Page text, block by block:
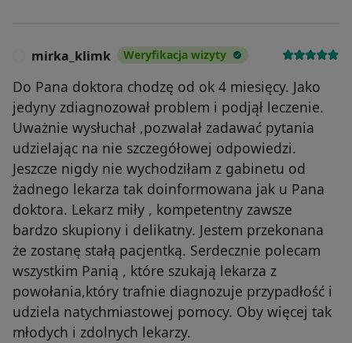
mirka_klimk Weryfikacja wizyty
Do Pana doktora chodzę od ok 4 miesięcy. Jako
jedyny zdiagnozował problem i podjął leczenie.
Uważnie wysłuchał ,pozwalał zadawać pytania
udzielając na nie szczegółowej odpowiedzi.
Jeszcze nigdy nie wychodziłam z gabinetu od
żadnego lekarza tak doinformowana jak u Pana
doktora. Lekarz miły , kompetentny zawsze
bardzo skupiony i delikatny. Jestem przekonana
że zostanę stałą pacjentką. Serdecznie polecam
wszystkim Panią , które szukają lekarza z
powołania,który trafnie diagnozuje przypadłość i
udziela natychmiastowej pomocy. Oby więcej tak
młodych i zdolnych lekarzy.